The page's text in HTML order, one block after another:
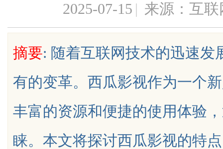
uz
2025-07-15 | 来源：互联
摘要: 随着互联网技术的迅速发
有的变革。西瓜影视作为一个
丰富的资源和便捷的使用体验
睐。本文将探讨西瓜影视的特